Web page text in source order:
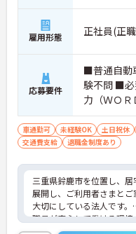
雇用形態 正社員(正
応募要件
■普通自動
験不問 ■必
力（ＷＯＲ
車通勤可 未経験OK 土日祝休
交通費支給
退職金制度あり
三重県鈴鹿市を位置し、
展開し、ご利用者さまと
大切にしている法人です。
職員が安心して働ける環
り、子育て中の方でも働